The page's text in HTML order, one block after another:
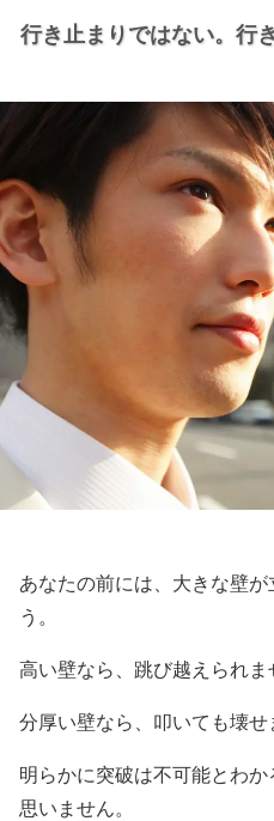
行き止まりではない。 行
あなたの前には、大きな壁
う。
高い壁なら、跳び越えられま
分厚い壁なら、叩いても壊せ
明らかに突破は不可能とわ
思いません。